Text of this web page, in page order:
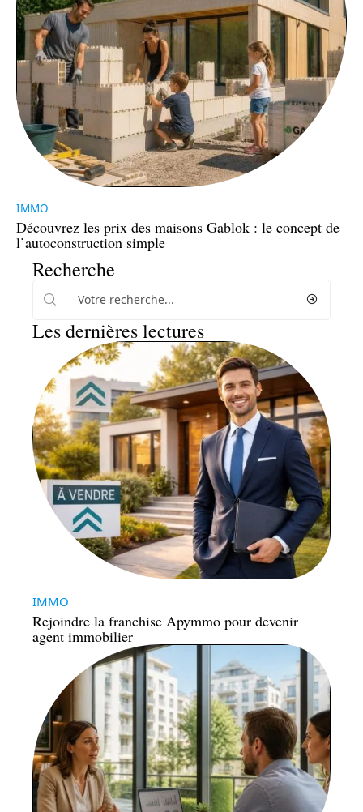
IMMO
Découvrez les prix des maisons Gablok : le concept de
l’autoconstruction simple
Recherche
Les dernières lectures
IMMO
Rejoindre la franchise Apymmo pour devenir
agent immobilier